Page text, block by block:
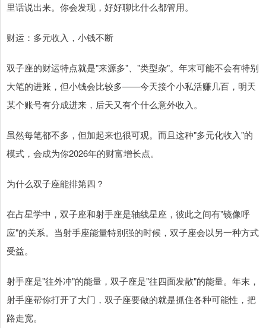
里话说出来。你会发现，好好聊比什么都管用。
财运：多元收入，小钱不断
双子座的财运特点就是"来源多"、"类型杂"。年末可能不会有特别
大笔的进账，但小钱会比较多——今天接个小私活赚几百，明天
某个账号有分成进来，后天又有个什么意外收入。
虽然每笔都不多，但加起来也很可观。而且这种"多元化收入"的
模式，会成为你2026年的财富增长点。
为什么双子座能排第四？
在占星学中，双子座和射手座是轴线星座，彼此之间有"镜像呼
应"的关系。当射手座能量特别强的时候，双子座会以另一种方式
受益。
射手座是"往外冲"的能量，双子座是"往四面发散"的能量。年末，
射手座帮你打开了大门，双子座要做的就是抓住各种可能性，把
路走宽。